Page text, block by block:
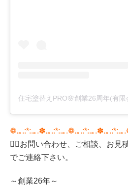
❁.｡.:*:.｡.✽.｡.:*:.｡.❁.｡.:*:.｡.✽.｡.:*:.｡
💁‍♀️お問い合わせ、ご相談、お見
でご連絡下さい。
～創業26年～